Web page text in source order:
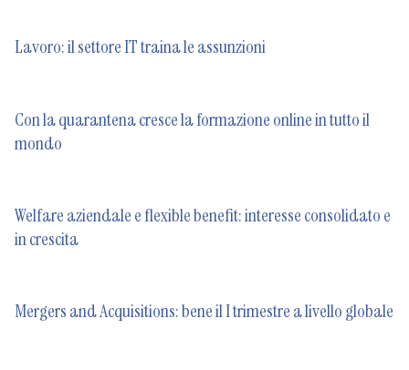
Lavoro: il settore IT traina le assunzioni
Con la quarantena cresce la formazione online in tutto il
mondo
Welfare aziendale e flexible benefit: interesse consolidato e
in crescita
Mergers and Acquisitions: bene il I trimestre a livello globale